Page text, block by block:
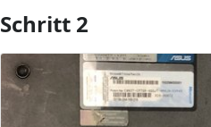
Kommentar hinzufügen
Schritt 2